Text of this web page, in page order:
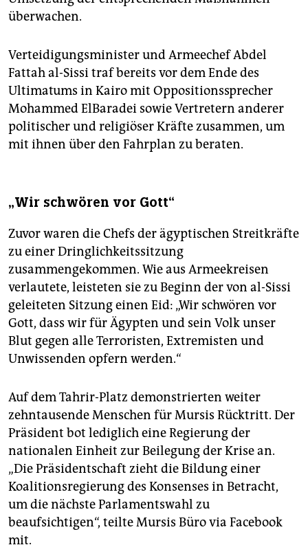
überwachen.
Verteidigungsminister und Armeechef Abdel
Fattah al-Sissi traf bereits vor dem Ende des
Ultimatums in Kairo mit Oppositionssprecher
Mohammed ElBaradei sowie Vertretern anderer
politischer und religiöser Kräfte zusammen, um
mit ihnen über den Fahrplan zu beraten.
„Wir schwören vor Gott“
Zuvor waren die Chefs der ägyptischen Streitkräfte
zu einer Dringlichkeitssitzung
zusammengekommen. Wie aus Armeekreisen
verlautete, leisteten sie zu Beginn der von al-Sissi
geleiteten Sitzung einen Eid: „Wir schwören vor
Gott, dass wir für Ägypten und sein Volk unser
Blut gegen alle Terroristen, Extremisten und
Unwissenden opfern werden.“
Auf dem Tahrir-Platz demonstrierten weiter
zehntausende Menschen für Mursis Rücktritt. Der
Präsident bot lediglich eine Regierung der
nationalen Einheit zur Beilegung der Krise an.
„Die Präsidentschaft zieht die Bildung einer
Koalitionsregierung des Konsenses in Betracht,
um die nächste Parlamentswahl zu
beaufsichtigen“, teilte Mursis Büro via Facebook
mit.